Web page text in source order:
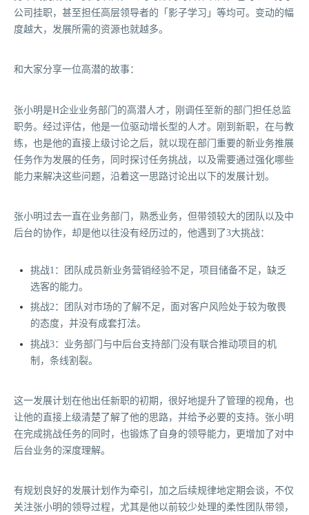
公司挂职，甚至担任高层领导者的「影子学习」等均可。变动的幅
度越大，发展所需的资源也就越多。
和大家分享一位高潜的故事：
张小明是H企业业务部门的高潜人才，刚调任至新的部门担任总监
职务。经过评估，他是一位驱动增长型的人才。刚到新职，在与教
练，也是他的直接上级讨论之后，就以现在部门重要的新业务推展
任务作为发展的任务，同时探讨任务挑战，以及需要通过强化哪些
能力来解决这些问题，沿着这一思路讨论出以下的发展计划。
张小明过去一直在业务部门，熟悉业务，但带领较大的团队以及中
后台的协作，却是他以往没有经历过的，他遇到了3大挑战：
挑战1：团队成员新业务营销经验不足，项目储备不足，缺乏
选客的能力。
挑战2：团队对市场的了解不足，面对客户风险处于较为敬畏
的态度，并没有成套打法。
挑战3：业务部门与中后台支持部门没有联合推动项目的机
制，条线割裂。
这一发展计划在他出任新职的初期，很好地提升了管理的视角，也
让他的直接上级清楚了解了他的思路，并给予必要的支持。张小明
在完成挑战任务的同时，也锻炼了自身的领导能力，更增加了对中
后台业务的深度理解。
有规划良好的发展计划作为牵引，加之后续规律地定期会谈，不仅
关注张小明的领导过程，尤其是他以前较少处理的柔性团队带领，